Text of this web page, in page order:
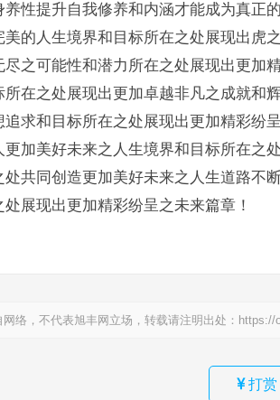
养性提升自我修养和内涵才能成为真正
美的人生境界和目标所在之处展现出虎
尽之可能性和潜力所在之处展现出更加
所在之处展现出更加卓越非凡之成就和
追求和目标所在之处展现出更加精彩纷
更加美好未来之人生境界和目标所在之
处共同创造更加美好未来之人生道路不
处展现出更加精彩纷呈之未来篇章！
络，不代表旭丰网立场，转载请注明出处： https://
打赏